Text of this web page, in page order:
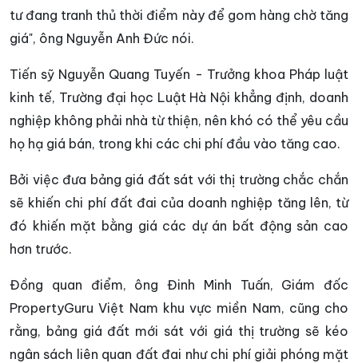
tư đang tranh thủ thời điểm này để gom hàng chờ tăng
giá", ông Nguyễn Anh Đức nói.
Tiến sỹ Nguyễn Quang Tuyến - Trưởng khoa Pháp luật
kinh tế, Trường đại học Luật Hà Nội khẳng định, doanh
nghiệp không phải nhà từ thiện, nên khó có thể yêu cầu
họ hạ giá bán, trong khi các chi phí đầu vào tăng cao.
Bởi việc đưa bảng giá đất sát với thị trường chắc chắn
sẽ khiến chi phí đất đai của doanh nghiệp tăng lên, từ
đó khiến mặt bằng giá các dự án bất động sản cao
hơn trước.
Đồng quan điểm, ông Đinh Minh Tuấn, Giám đốc
PropertyGuru Việt Nam khu vực miền Nam, cũng cho
rằng, bảng giá đất mới sát với giá thị trường sẽ kéo
ngân sách liên quan đất đai như chi phí giải phóng mặt